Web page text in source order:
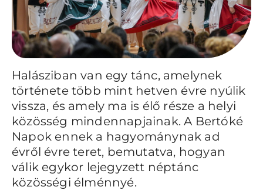
Halásziban van egy tánc, amelynek
története több mint hetven évre nyúlik
vissza, és amely ma is élő része a helyi
közösség mindennapjainak. A Bertóké
Napok ennek a hagyománynak ad
évről évre teret, bemutatva, hogyan
válik egykor lejegyzett néptánc
közösségi élménnyé.